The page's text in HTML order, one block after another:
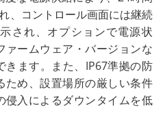
、コントロール画面には継続
され、オプションで電源状
ァームウェア・バージョンな
きます。また、IP67準拠の防
ため、設置場所の厳しい条件
侵入によるダウンタイムを低